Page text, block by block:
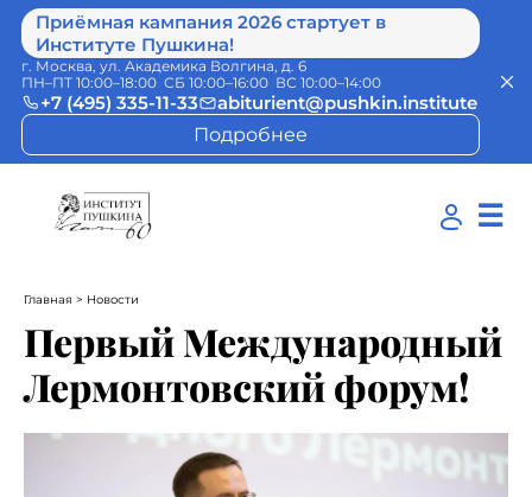
Приёмная кампания 2026 стартует в
Институте Пушкина!
г. Москва, ул. Академика Волгина, д. 6
ПН–ПТ 10:00–18:00 СБ 10:00–16:00 ВС 10:00–14:00
+7 (495) 335-11-33
abiturient@pushkin.institute
Подробнее
☰
Главная > Новости
Первый Международный
Лермонтовский форум!